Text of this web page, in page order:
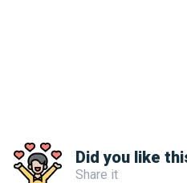
Did you like
Share it